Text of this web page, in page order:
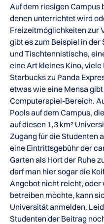
Auf dem riesigen Campus
denen unterrichtet wird
Freizeitmöglichkeiten zur
gibt es zum Beispiel in
und Tischtennistische,
eine Art kleines Kino,
Starbucks zu Panda
etwas wie eine Mensa
Computerspiel-Bereich.
Pools auf dem Campus,
auf diesen 1,3 km²
Zugang für die Studenten
eine Eintrittsgebühr der
Garten als Hort der Ruhe
darf man hier sogar die
Angebot nicht reicht,
betreiben möchte, kann
Universität anmelden.
Studenten der Beitrag